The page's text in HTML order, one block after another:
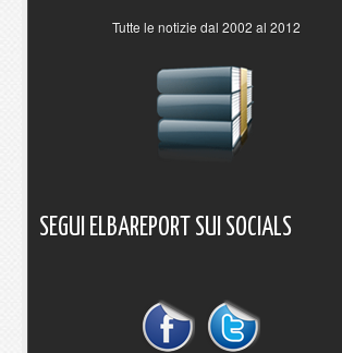
Tutte le notizie dal 2002 al 2012
SEGUI ELBAREPORT SUI SOCIALS